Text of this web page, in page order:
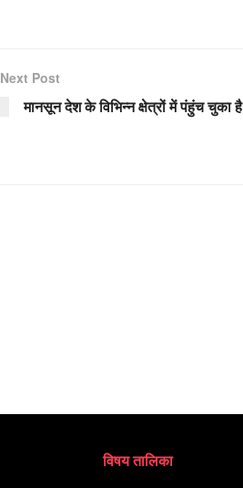
Next Post
मानसून देश के विभिन्न क्षेत्रों में पंहुंच चुका है
विषय तालिका